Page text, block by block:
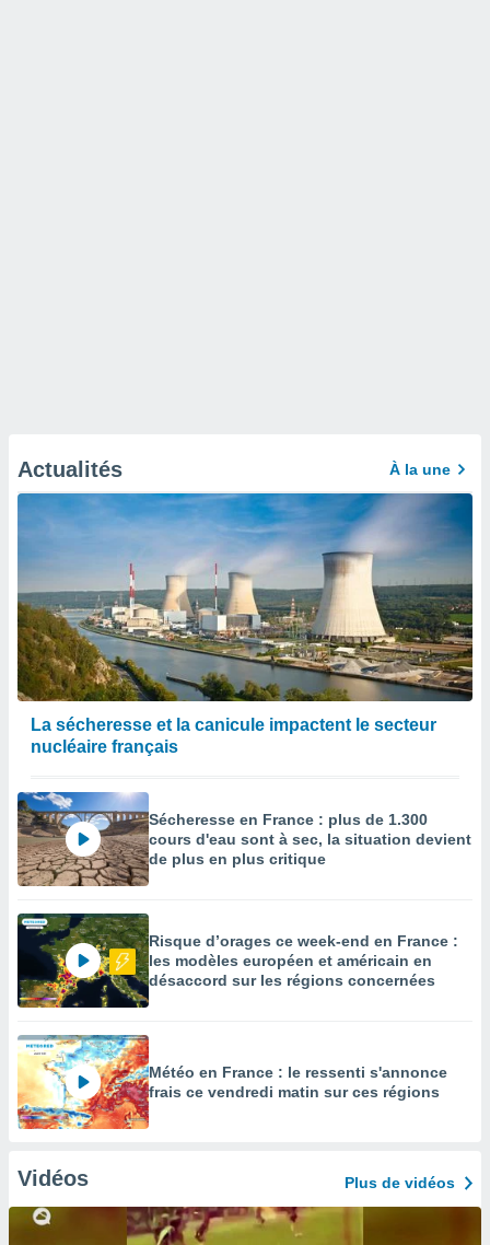
Actualités À la une
La sécheresse et la canicule impactent le secteur
nucléaire français
Sécheresse en France : plus de 1.300
cours d'eau sont à sec, la situation devient
de plus en plus critique
Risque d’orages ce week-end en France :
les modèles européen et américain en
désaccord sur les régions concernées
Météo en France : le ressenti s'annonce
frais ce vendredi matin sur ces régions
Vidéos Plus de vidéos